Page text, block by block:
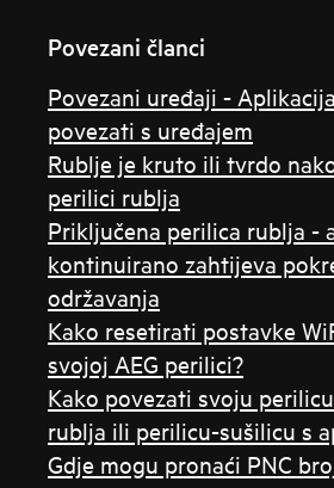
Povezani članci
Povezani uređaji -
povezati s uređajem
Rublje je kruto ili tvrdo
perilici rublja
Priključena perilica rublja -
kontinuirano zahtijeva
održavanja
Kako resetirati postavke
svojoj AEG perilici?
Kako povezati svoju
rublja ili perilicu-sušilicu s
Gdje mogu pronaći PNC